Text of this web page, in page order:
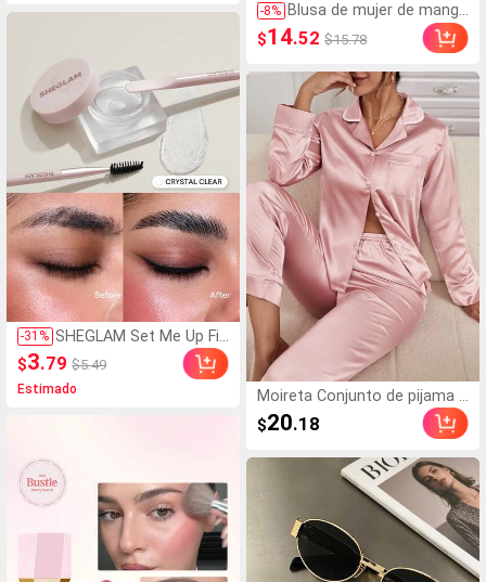
a, Halloween, Navidad y vario
s regalos de fiesta, mejora el
estado de ánimo
-31 % SHEGLAM Set Me Up Fij
ador De Cejas-Crystal Cl
ear Marca De Belleza Co
sméTica Maquillaje Para
$3.79 $5.49
Estimado
-8% Blusa de mujer de manga
larga con cuello puntiagu
do y bolsillos con botone
al básico, adecuada para
uso diario en la oficina, e
n color rojo para otoño/i
nvierno/primavera
$14.52 $15.78
Moireta Conjunto de pijama d
e top de satén con cuello de
solapa y botones con ribete
etalles acogedores y elegant
es, ropa de otoño e invierno
$20.18